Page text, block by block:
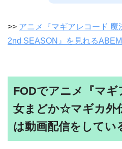
>> アニメ『マギアレコード
2nd SEASON』を見れる
FODでアニメ『マ
女まどか☆マギカ外
は動画配信をしてい